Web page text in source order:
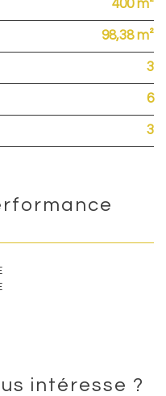
400 m²
98,38 m²
3
6
3
intéresse ?